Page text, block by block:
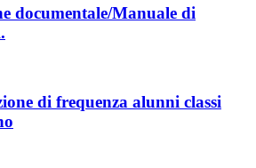
documentale/Manuale di
di frequenza alunni classi